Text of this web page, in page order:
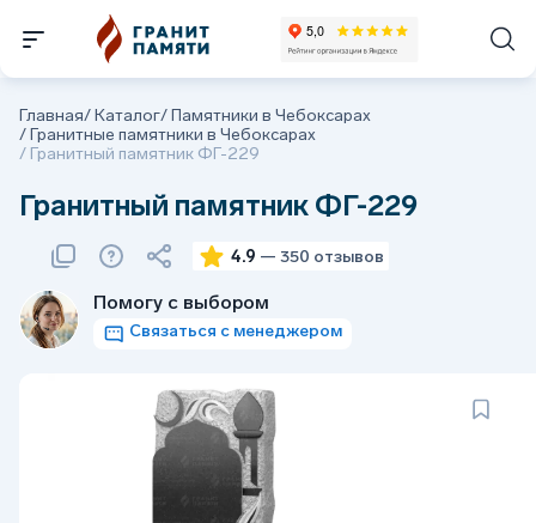
Главная/Каталог/Памятники в Чебоксарах
/Гранитные памятники в Чебоксарах
/ Гранитный памятник ФГ-229
Гранитный памятник ФГ-229
4.9 — 350 отзывов
Помогу с выбором
Связаться с менеджером